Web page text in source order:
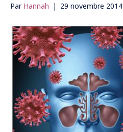
Par Hannah | 29 novembre 2014